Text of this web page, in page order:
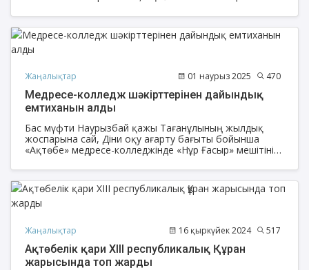
орталық «Нұр Ғасыр» мешітінде күнделікті 3 рет Құран
Хатым өтіп жатыр.
Жаңалықтар 01 наурыз 2025 470
Медресе-колледж шәкірттерінен дайындық
емтиханын алды
Бас мүфти Наурызбай қажы Тағанұлының жылдық
жоспарына сай, Діни оқу ағарту бағыты бойынша
«Ақтөбе» медресе-колледжінде «Нұр Ғасыр» мешітінің
мешіттің ұстазы Талғат 4-ші курс шәкірттерінен фиқһ
және Құран дәрістері бойынша дайындық емтиханын
алды.
Жаңалықтар 16 қыркүйек 2024 517
Ақтөбелік қари XIII республикалық Құран
жарысында топ жарды